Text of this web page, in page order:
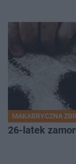
MAKABRYCZNA
26-latek